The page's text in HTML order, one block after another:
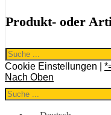
Produkt- oder
Search
for:
Cookie Einstellungen |
Nach Oben
Search
for: